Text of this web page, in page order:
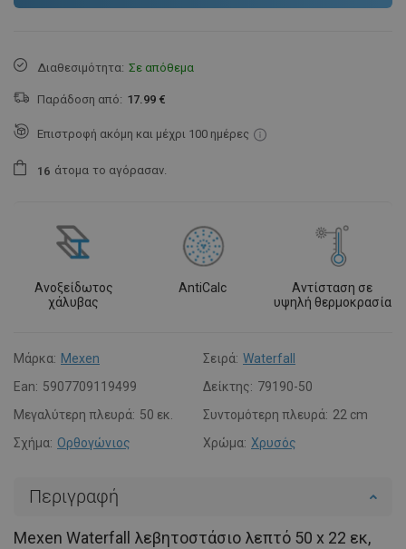
Διαθεσιμότητα: Σε απόθεμα
Παράδοση από: 17.99 €
Επιστροφή ακόμη και μέχρι 100 ημέρες
1 6 άτομα το αγόρασαν.
Ανοξείδωτος
χάλυβας
AntiCalc
Αντίσταση σε
υψηλή θερμοκρασία
Μάρκα: Mexen Σειρά: Waterfall
Ean: 5907709119499 Δείκτης: 79190-50
Μεγαλύτερη πλευρά: 50 εκ. Συντομότερη πλευρά: 22 cm
Σχήμα: Ορθογώνιος Χρώμα: Χρυσός
Περιγραφή
Mexen Waterfall λεβητοστάσιο λεπτό 50 x 22 εκ,